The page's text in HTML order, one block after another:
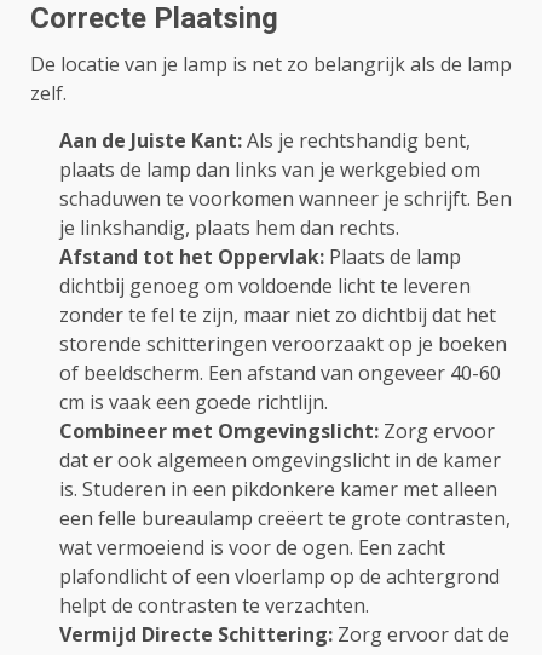
Correcte Plaatsing
De locatie van je lamp is net zo belangrijk als de lamp
zelf.
Aan de Juiste Kant:Als je rechtshandig bent,
plaats de lamp dan links van je werkgebied om
schaduwen te voorkomen wanneer je schrijft. Ben
je linkshandig, plaats hem dan rechts.
Afstand tot het Oppervlak: Plaats de lamp
dichtbij genoeg om voldoende licht te leveren
zonder te fel te zijn, maar niet zo dichtbij dat het
storende schitteringen veroorzaakt op je boeken
of beeldscherm. Een afstand van ongeveer 40-60
cm is vaak een goede richtlijn.
Combineer met Omgevingslicht: Zorg ervoor
dat er ook algemeen omgevingslicht in de kamer
is. Studeren in een pikdonkere kamer met alleen
een felle bureaulamp creëert te grote contrasten,
wat vermoeiend is voor de ogen. Een zacht
plafondlicht of een vloerlamp op de achtergrond
helpt de contrasten te verzachten.
Vermijd Directe Schittering: Zorg ervoor dat de